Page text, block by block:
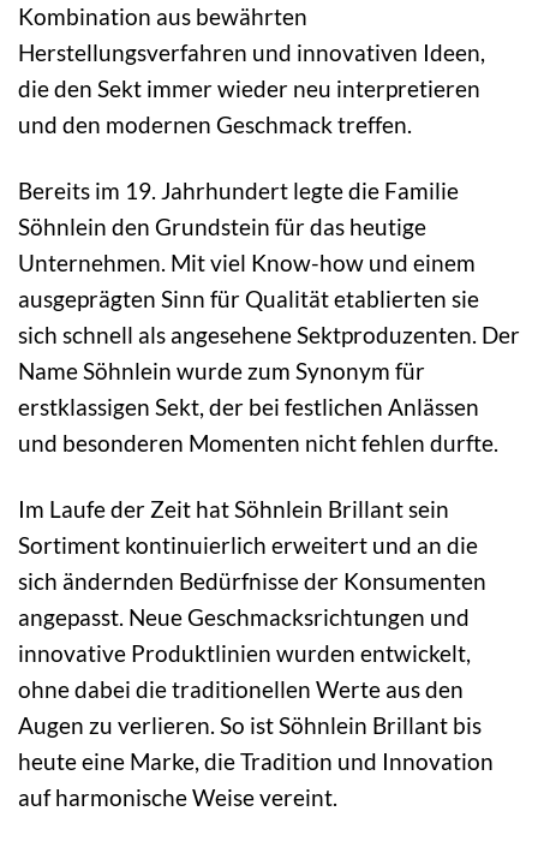
Kombination aus bewährten
Herstellungsverfahren und innovativen Ideen,
die den Sekt immer wieder neu interpretieren
und den modernen Geschmack treffen.
Bereits im 19. Jahrhundert legte die Familie
Söhnlein den Grundstein für das heutige
Unternehmen. Mit viel Know-how und einem
ausgeprägten Sinn für Qualität etablierten sie
sich schnell als angesehene Sektproduzenten. Der
Name Söhnlein wurde zum Synonym für
erstklassigen Sekt, der bei festlichen Anlässen
und besonderen Momenten nicht fehlen durfte.
Im Laufe der Zeit hat Söhnlein Brillant sein
Sortiment kontinuierlich erweitert und an die
sich ändernden Bedürfnisse der Konsumenten
angepasst. Neue Geschmacksrichtungen und
innovative Produktlinien wurden entwickelt,
ohne dabei die traditionellen Werte aus den
Augen zu verlieren. So ist Söhnlein Brillant bis
heute eine Marke, die Tradition und Innovation
auf harmonische Weise vereint.